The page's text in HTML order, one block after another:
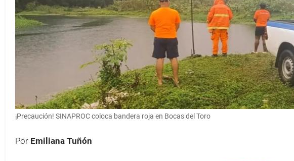
¡Precaución! SINAPROC coloca bandera roja en Bocas del Toro
Por Emiliana Tuñón